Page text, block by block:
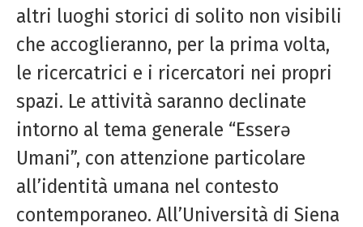
altri luoghi storici di solito non visibili
che accoglieranno, per la prima volta,
le ricercatrici e i ricercatori nei propri
spazi. Le attività saranno declinate
intorno al tema generale “Esserə
Umani”, con attenzione particolare
all’identità umana nel contesto
contemporaneo. All’Università di Siena